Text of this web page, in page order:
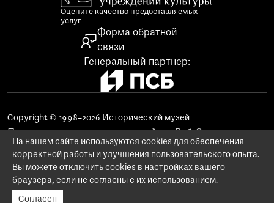
Генеральный партнер:
Оцените качество предоставляемых
услуг
Форма обратной
связи
Copyright © 1998–2026 Исторический музей
Использование материалов сайта
Заказ изображений предметов музейного фонда
Политика конфиденциальности
На нашем сайте используются cookies для обеспечения
корректной работы и улучшения пользовательского опыта.
Вы можете отключить cookies в настройках вашего
браузера, если не согласны с их использованием.
Согласен